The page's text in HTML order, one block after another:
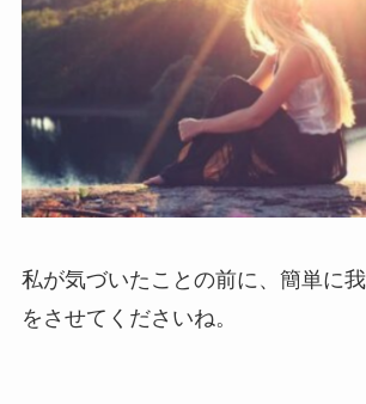
私が気づいたことの前に、簡単に
をさせてくださいね。